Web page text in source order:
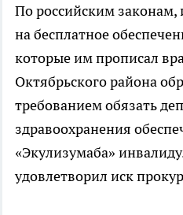
По российским
на бесплатное
которые им прописал
Октябрьского района
требованием обязать
здравоохранения
«Экулизумаба»
удовлетворил иск